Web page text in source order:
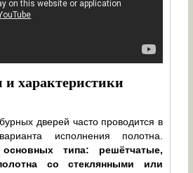
и характеристики
дверей часто проводится в
исполнения полотна.
типа: решётчатые,
со стеклянными или